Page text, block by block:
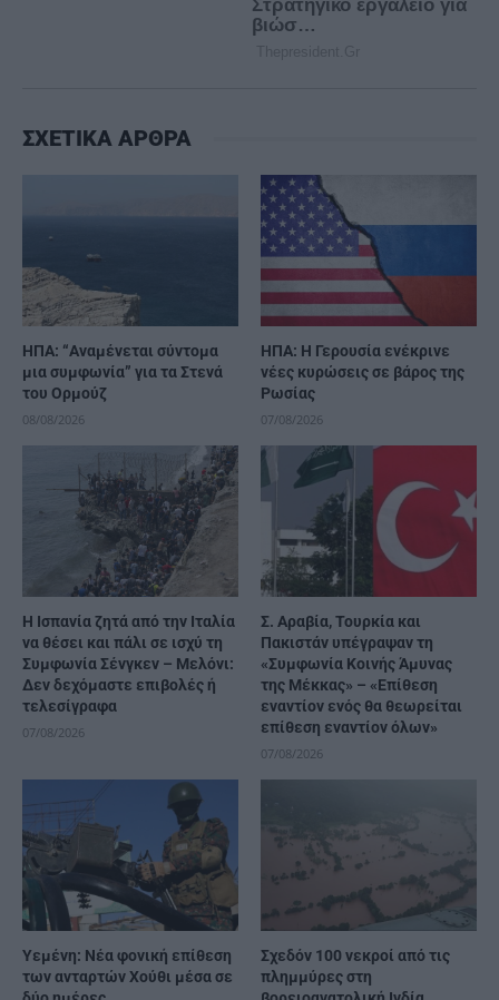
ΣΧΕΤΙΚΑ ΑΡΘΡΑ
ΗΠΑ: “Αναμένεται σύντομα
μια συμφωνία” για τα Στενά
του Ορμούζ
08/08/2026
ΗΠΑ: Η Γερουσία ενέκρινε
νέες κυρώσεις σε βάρος της
Ρωσίας
07/08/2026
H Ισπανία ζητά από την Ιταλία
να θέσει και πάλι σε ισχύ τη
Συμφωνία Σένγκεν – Μελόνι:
Δεν δεχόμαστε επιβολές ή
τελεσίγραφα
07/08/2026
Σ. Αραβία, Τουρκία και
Πακιστάν υπέγραψαν τη
«Συμφωνία Κοινής Άμυνας
της Μέκκας» – «Επίθεση
εναντίον ενός θα θεωρείται
επίθεση εναντίον όλων»
07/08/2026
Υεμένη: Νέα φονική επίθεση
των ανταρτών Χούθι μέσα σε
Σχεδόν 100 νεκροί από τις
πλημμύρες στη